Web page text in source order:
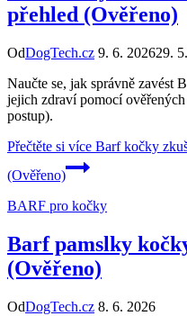
přehled (Ověřeno)
OdDogTech.cz 9. 6. 202629.
Naučte se, jak správně zavést
jejich zdraví pomocí
postup).
Přečtěte si více Barf kočky
(Ověřeno)
BARF pro kočky
Barf pamslky
(Ověřeno)
OdDogTech.cz 8. 6. 2026